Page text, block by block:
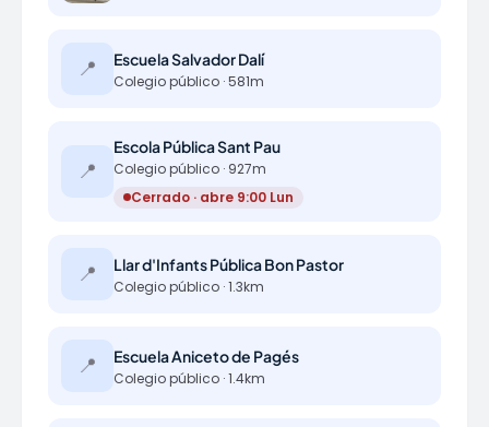
📍 Escuela Salvador Dalí
Colegio público · 581m
📍
Escola Pública Sant Pau
Colegio público · 927m
Cerrado · abre 9:00 Lun
📍 Llar d'Infants Pública Bon Pastor
Colegio público · 1.3km
📍 Escuela Aniceto de Pagés
Colegio público · 1.4km